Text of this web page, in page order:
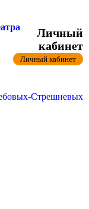
Стрешневых
Личный
кабинет
Личный кабинет